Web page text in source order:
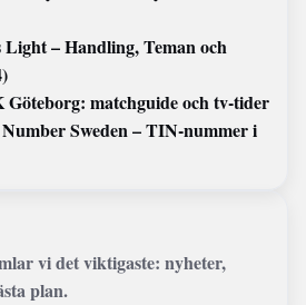
– Handling, Teman och
matchguide och tv-tider
Sweden – TIN-nummer i
vi det viktigaste: nyheter,
plan.